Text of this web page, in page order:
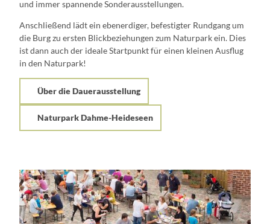
und immer spannende Sonderausstellungen.
Anschließend lädt ein ebenerdiger, befestigter Rundgang um
die Burg zu ersten Blickbeziehungen zum Naturpark ein. Dies
ist dann auch der ideale Startpunkt für einen kleinen Ausflug
in den Naturpark!
Über die Dauerausstellung
Naturpark Dahme-Heideseen